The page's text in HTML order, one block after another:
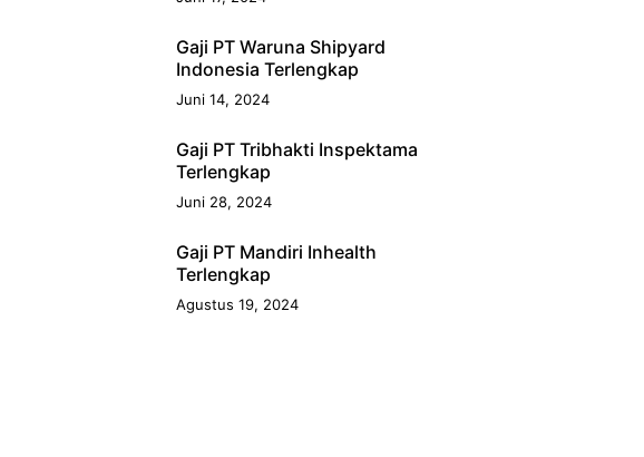
Gaji PT Waruna Shipyard
Indonesia Terlengkap
Juni 14, 2024
Gaji PT Tribhakti Inspektama
Terlengkap
Juni 28, 2024
Gaji PT Mandiri Inhealth
Terlengkap
Agustus 19, 2024